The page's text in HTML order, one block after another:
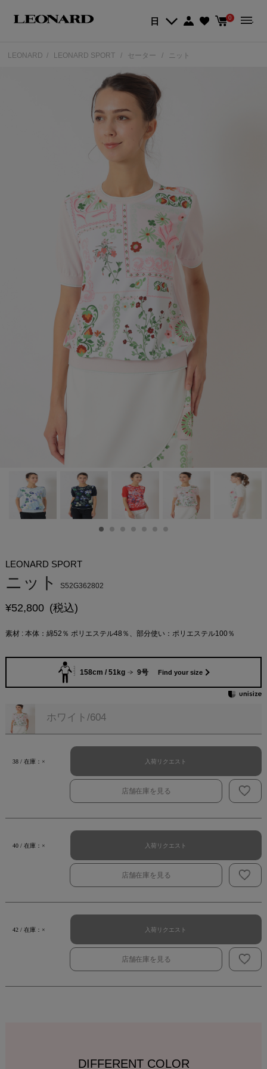
日 0
LEONARD LEONARD SPORT セーター ニット
LEONARD SPORT
ニット S52G362802
¥52,800 (税込)
素材 : 本体：綿52％ ポリエステル48％、部分使い：ポリエステル100％
158cm / 51kg 9号 Find your size
ホワイト/604
38 / 在庫：× 入荷リクエスト
店舗在庫を見る
40 / 在庫：× 入荷リクエスト
店舗在庫を見る
42 / 在庫：× 入荷リクエスト
店舗在庫を見る
DIFFERENT COLOR